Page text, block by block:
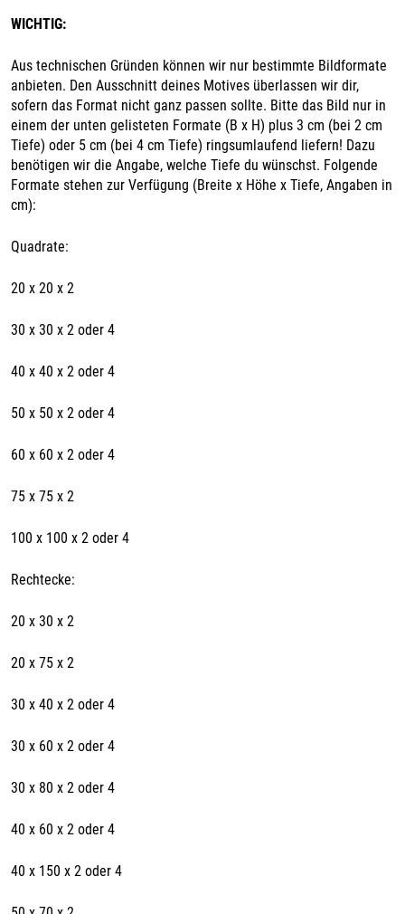
WICHTIG:
Aus technischen Gründen können wir nur bestimmte Bildformate
anbieten. Den Ausschnitt deines Motives überlassen wir dir,
sofern das Format nicht ganz passen sollte. Bitte das Bild nur in
einem der unten gelisteten Formate (B x H) plus 3 cm (bei 2 cm
Tiefe) oder 5 cm (bei 4 cm Tiefe) ringsumlaufend liefern! Dazu
benötigen wir die Angabe, welche Tiefe du wünschst. Folgende
Formate stehen zur Verfügung (Breite x Höhe x Tiefe, Angaben in
cm):
Quadrate:
20 x 20 x 2
30 x 30 x 2 oder 4
40 x 40 x 2 oder 4
50 x 50 x 2 oder 4
60 x 60 x 2 oder 4
75 x 75 x 2
100 x 100 x 2 oder 4
Rechtecke:
20 x 30 x 2
20 x 75 x 2
30 x 40 x 2 oder 4
30 x 60 x 2 oder 4
30 x 80 x 2 oder 4
40 x 60 x 2 oder 4
40 x 150 x 2 oder 4